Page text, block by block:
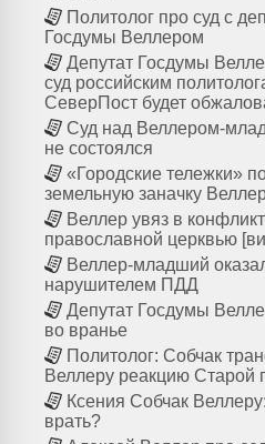
Политолог про суд с
Госдумы Веллером
Депутат Госдумы
суд российским
СеверПост будет
Суд над Веллером-
не состоялся
«Городские тележки»
земельную заначку
Веллер увяз в
православной церквью
Веллер-младший
нарушителем ПДД
Депутат Госдумы
во вранье
Политолог: Собчак
Веллеру реакцию Старой
Ксения Собчак
врать?